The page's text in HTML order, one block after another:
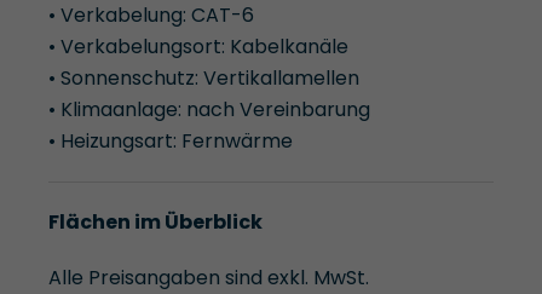
• Verkabelung: CAT-6
• Verkabelungsort: Kabelkanäle
• Sonnenschutz: Vertikallamellen
• Klimaanlage: nach Vereinbarung
• Heizungsart: Fernwärme
Flächen im Überblick
Alle Preisangaben sind exkl. MwSt.